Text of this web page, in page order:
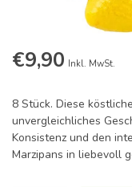
€9,90 Inkl. MwSt.
8 Stück. Diese
unvergleichliches
Konsistenz und den
Marzipans in liebevoll